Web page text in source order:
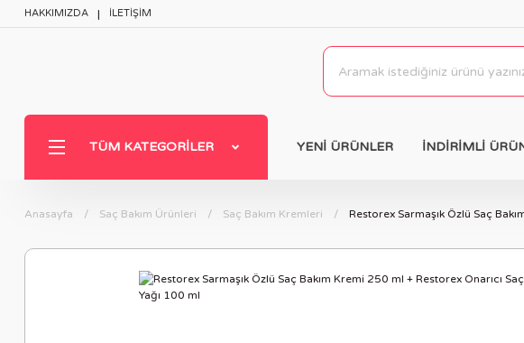
HAKKIMIZDA İLETİŞİM
TÜM KATEGORILER YENİ ÜRÜNLER İNDİRİMLİ
Anasayfa Saç Bakım Ürünleri Saç Bakım Kremleri Restorex Sarmaşık Özlü Saç